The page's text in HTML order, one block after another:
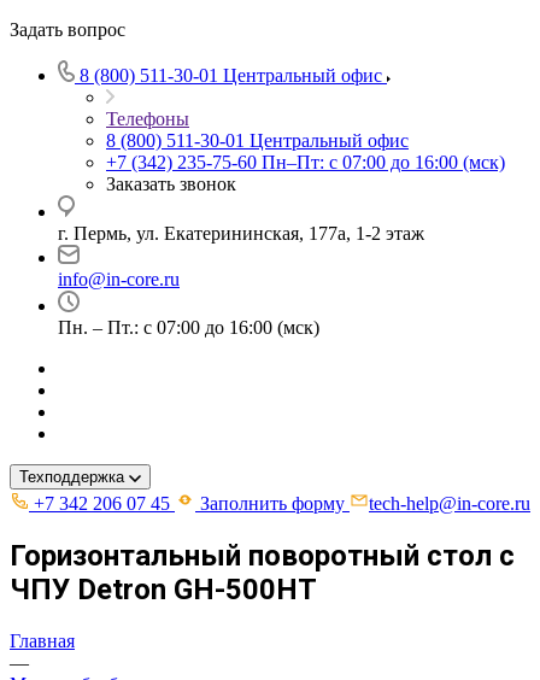
Задать вопрос
8 (800) 511-30-01 Центральный офис
Телефоны
8 (800) 511-30-01 Центральный офис
+7 (342) 235-75-60 Пн–Пт: с 07:00 до 16:00 (мск)
Заказать звонок
г. Пермь, ул. ​Екатерининская, 177а, ​1-2 этаж
info@in-core.ru
Пн. – Пт.: с 07:00 до 16:00 (мск)
Техподдержка
+7 342 206 07 45 Заполнить форму tech-help@in-core.ru
Горизонтальный поворотный стол с
ЧПУ Detron GH-500HT
Главная
—